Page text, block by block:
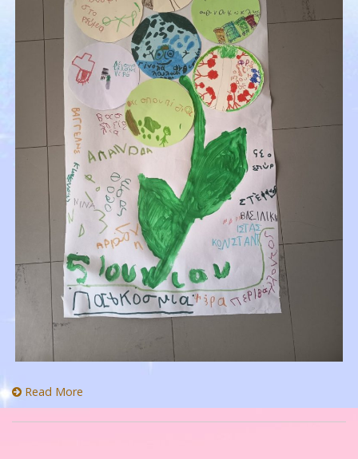
Read More